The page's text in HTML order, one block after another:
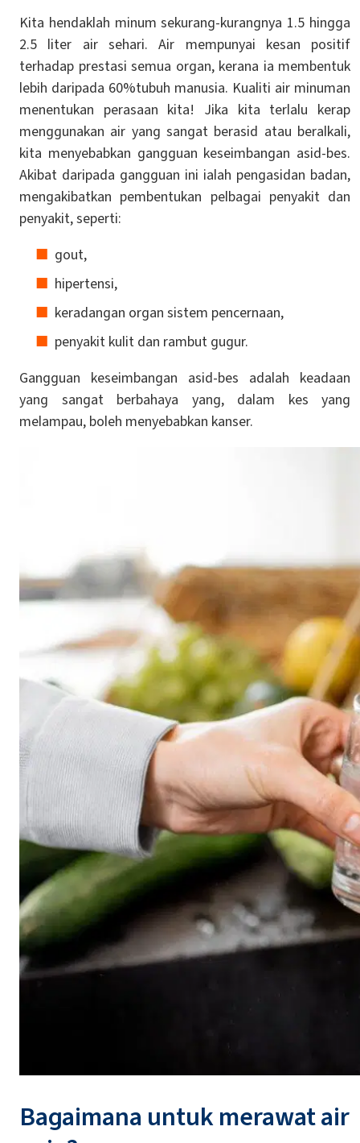
Kita hendaklah minum sekurang-kurangnya 1.5 hingga
2.5 liter air sehari. Air mempunyai kesan positif
terhadap prestasi semua organ, kerana ia membentuk
lebih daripada 60%tubuh manusia. Kualiti air minuman
menentukan perasaan kita! Jika kita terlalu kerap
menggunakan air yang sangat berasid atau beralkali,
kita menyebabkan gangguan keseimbangan asid-bes.
Akibat daripada gangguan ini ialah pengasidan badan,
mengakibatkan pembentukan pelbagai penyakit dan
penyakit, seperti:
gout,
hipertensi,
keradangan organ sistem pencernaan,
penyakit kulit dan rambut gugur.
Gangguan keseimbangan asid-bes adalah keadaan
yang sangat berbahaya yang, dalam kes yang
melampau, boleh menyebabkan kanser.
Bagaimana untuk merawat air